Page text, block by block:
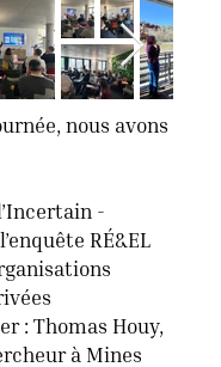
nous avons
-
RÉ&EL
: Thomas Houy,
à Mines